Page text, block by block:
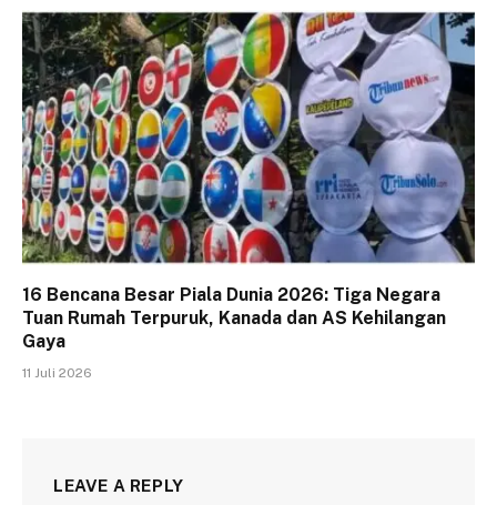
16 Bencana Besar Piala Dunia 2026: Tiga Negara
Tuan Rumah Terpuruk, Kanada dan AS Kehilangan
Gaya
11 Juli 2026
LEAVE A REPLY